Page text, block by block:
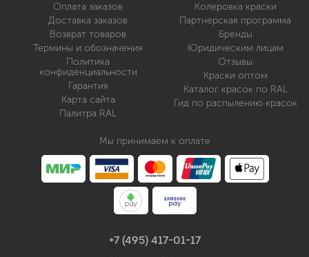
Оплата заказов
Доставка заказов
Возврат товаров
Термины и обозначения
Политика
конфиденциальности
Гарантия
Карта сайта
Палитра RAL
Колеровка краски
Партнерская программа
Бренды
Юридическим лицам
Отзывы
Краски оптом
Каталог красок по RAL
Гид по распылению красок
Мы принимаем к оплате
+7 (495) 417-01-17